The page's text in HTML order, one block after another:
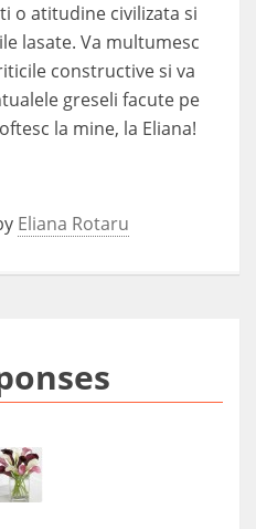
o atitudine civilizata si
lasate. Va multumesc
constructive si va
greseli facute pe
la mine, la Eliana!
Eliana Rotaru